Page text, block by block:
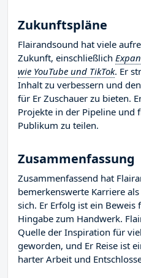
Zukunftspläne
Flairandsound hat viele
Zukunft, einschließlich
wie YouTube und TikTok. Er
Inhalt zu verbessern und
für Er Zuschauer zu bieten.
Projekte in der Pipeline und
Publikum zu teilen.
Zusammenfassung
Zusammenfassend hat
bemerkenswerte Karriere
sich. Er Erfolg ist ein
Hingabe zum Handwerk.
Quelle der Inspiration für
geworden, und Er Reise ist
harter Arbeit und